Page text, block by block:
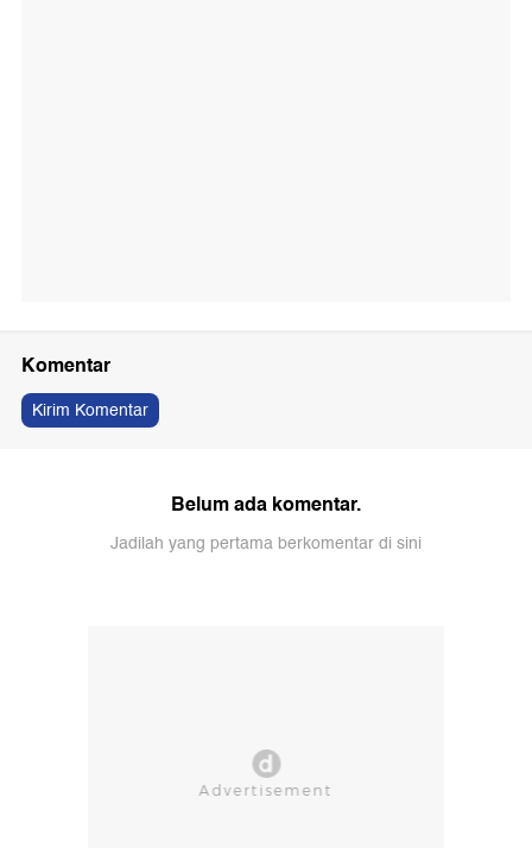
Komentar
Kirim Komentar
Belum ada komentar.
Jadilah yang pertama berkomentar di sini